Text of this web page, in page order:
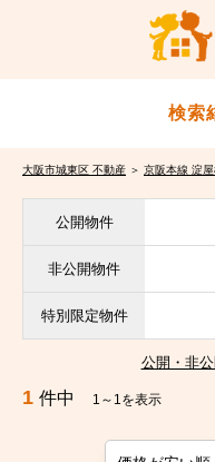
検索
大阪市城東区 不動産 ＞ 京阪本線 淀
公開物件
非公開物件
特別限定物件
公開・非
1 件中 1～1を表示